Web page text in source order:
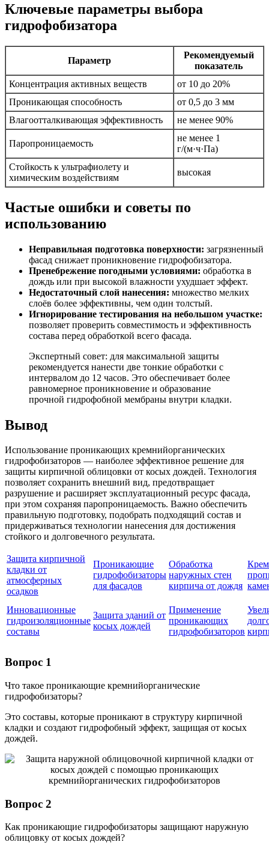
Ключевые параметры выбора
гидрофобизатора
Параметр
Рекомендуемый
показатель
Концентрация активных веществ
от 10 до 20%
Проникающая способность
от 0,5 до 3 мм
Влагоотталкивающая эффективность
не менее 90%
Паропроницаемость
не менее 1
г/(м·ч·Па)
Стойкость к ультрафиолету и
химическим воздействиям
высокая
Частые ошибки и советы по
использованию
Неправильная подготовка поверхности: загрязненный
фасад снижает проникновение гидрофобизатора.
Пренебрежение погодными условиями: обработка в
дождь или при высокой влажности ухудшает эффект.
Недостаточный слой нанесения: множество мелких
слоёв более эффективны, чем один толстый.
Игнорирование тестирования на небольшом участке:
позволяет проверить совместимость и эффективность
состава перед обработкой всего фасада.
Экспертный совет: для максимальной защиты
рекомендуется нанести две тонкие обработки с
интервалом до 12 часов. Это обеспечивает более
равномерное проникновение и образование
прочной гидрофобной мембраны внутри кладки.
Вывод
Использование проникающих кремнийорганических
гидрофобизаторов — наиболее эффективное решение для
защиты кирпичной облицовки от косых дождей. Технология
позволяет сохранить внешний вид, предотвращает
разрушение и расширяет эксплуатационный ресурс фасада,
при этом сохраняя паропроницаемость. Важно обеспечить
правильную подготовку, подобрать подходящий состав и
придерживаться технологии нанесения для достижения
стойкого и долговечного результата.
Защита кирпичной
кладки от
атмосферных
осадков
Проникающие
гидрофобизаторы
для фасадов
Обработка
наружных стен
кирпича от дождя
Инновационные
гидроизоляционные
составы
Защита зданий от
косых дождей
Применение
проникающих
гидрофобизаторов
Вопрос 1
Что такое проникающие кремнийорганические
гидрофобизаторы?
Это составы, которые проникают в структуру кирпичной
кладки и создают гидрофобный эффект, защищая от косых
дождей.
Вопрос 2
Как проникающие гидрофобизаторы защищают наружную
облицовку от косых дождей?